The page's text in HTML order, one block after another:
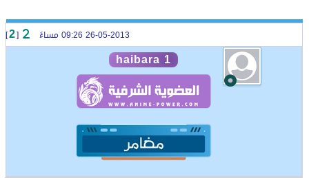
[
2
]
haibara 1